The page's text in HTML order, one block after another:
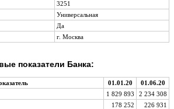
3251
Универсальная
Да
г. Москва
показатели Банка:
01.01.20
01.06.20
1 829 893
2 234 308
178 252
226 931